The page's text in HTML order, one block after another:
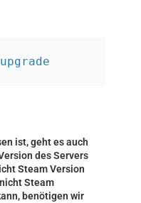
ist, geht es auch
des Servers
Steam Version
Steam
benötigen wir